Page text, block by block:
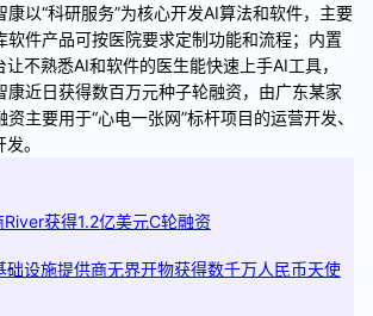
康以“科研服务”为核心开发AI算法和软件，主要
软件产品可按医院要求定制功能和流程；内置
不熟悉AI和软件的医生能快速上手AI工具，
康近日获得数百万元种子轮融资，由广东某家
主要用于“心电一张网”标杆项目的运营开发、
。
获得1.2亿美元C轮融资
础设施提供商无界开物获得数千万人民币天使